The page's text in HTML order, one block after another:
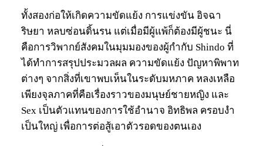
ทั้งสองก่อให้เกิดความขัดแย้ง การแข่งขัน อิจฉา
ริษยา หลบซ่อนดิ้นรน แต่เมื่อมีผู้แพ้ก็ต้องมีผู้ชนะ นี่
คือการวิพากย์สังคมในมุมมองของผู้กำกับ Shindo ที่
ได้ทำการสรุปประมวลผล ความขัดแย้ง ปัญหาพิพาท
ต่างๆ จากสิ่งที่เขาพบเห็นในระดับมหภาค หลงเหลือ
เพียงจุลภาคที่คือเรื่องราวของมนุษย์ชายหญิง และ
Sex เป็นตัวแทนของการใช้อำนาจ อิทธิพล ครอบงำ
เป็นใหญ่ เพื่อการต่อสู้เอาตัวรอดของตนเอง